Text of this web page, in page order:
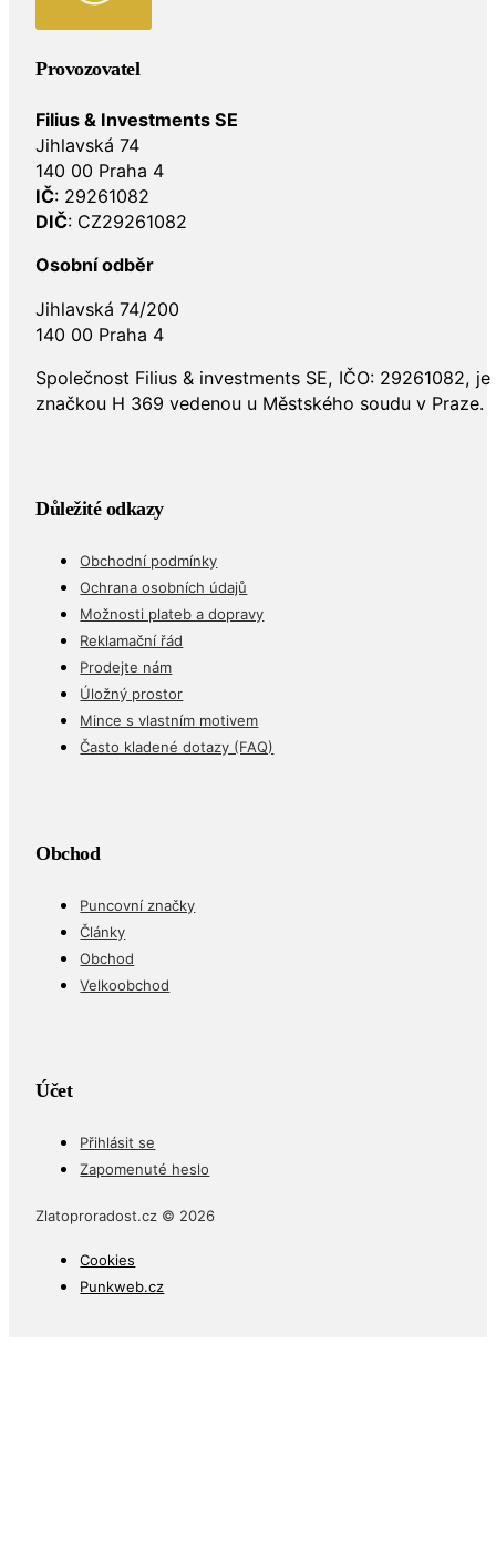
Provozovatel
Filius & Investments SE
Jihlavská 74
140 00 Praha 4
IČ: 29261082
DIČ: CZ29261082
Osobní odběr
Jihlavská 74/200
140 00 Praha 4
Společnost Filius & investments SE, IČO: 29261082,
značkou H 369 vedenou u Městského soudu v Praze.
Důležité odkazy
Obchodní podmínky
Ochrana osobních údajů
Možnosti plateb a dopravy
Reklamační řád
Prodejte nám
Úložný prostor
Mince s vlastním motivem
Často kladené dotazy (FAQ)
Obchod
Puncovní značky
Články
Obchod
Velkoobchod
Účet
Přihlásit se
Zapomenuté heslo
Zlatoproradost.cz © 2026
Cookies
Punkweb.cz